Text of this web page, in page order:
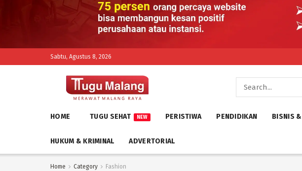
Sabtu, Agustus 8, 2026
HOME TUGU SEHAT NEW PERISTIWA PENDIDIKAN BISNIS
HUKUM & KRIMINAL ADVERTORIAL
Home Category Fashion